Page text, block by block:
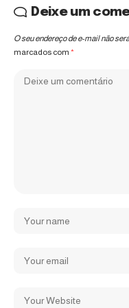
Deixe um
O seu endereço de e-mail não
marcados com *